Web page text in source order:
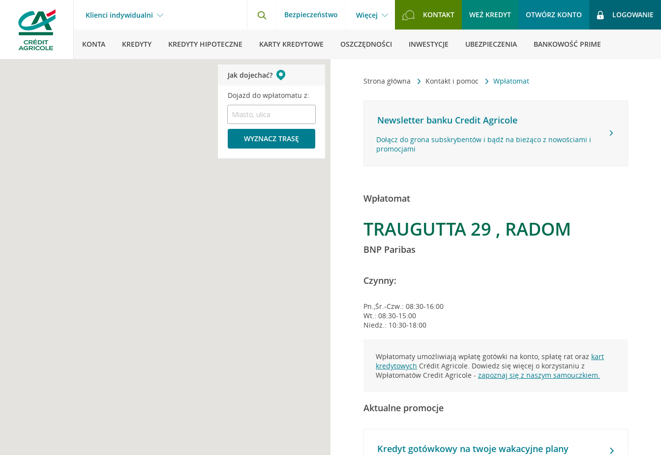
Klienci indywidualni Bezpieczeństwo Więcej KONTAKT WEŹ KREDYT OTWÓRZ KONTO LOGOWANIE
KONTA KREDYTY KREDYTY HIPOTECZNE KARTY KREDYTOWE OSZCZĘDNOŚCI INWESTYCJE UBEZPIECZENIA BANKOWOŚĆ PRIME
Strona główna Kontakt i pomoc Wpłatomat
Newsletter banku Credit Agricole
Dołącz do grona subskrybentów i bądź na bieżąco z nowościami i
promocjami
Wpłatomat
TRAUGUTTA 29 , RADOM
BNP Paribas
Czynny:
Pn.,Śr.-Czw.: 08:30-16:00
Wt.: 08:30-15:00
Niedz.: 10:30-18:00
Wpłatomaty umożliwiają wpłatę gotówki na konto, spłatę rat oraz kart
kredytowych Crédit Agricole. Dowiedz się więcej o korzystaniu z
Wpłatomatów Credit Agricole -zapoznaj się z naszym samouczkiem.
Aktualne promocje
Kredyt gotówkowy na twoje wakacyjne plany
Jak dojechać?
Dojazd do wpłatomatu z:
WYZNACZ TRASĘ